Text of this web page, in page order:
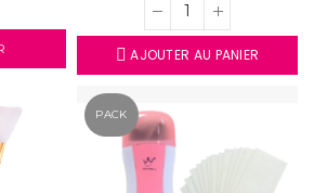
AJOUTER AU PANIER
PACK